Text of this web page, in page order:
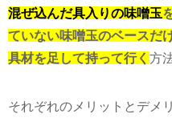
混ぜ込んだ具入りの味噌玉
ていない味噌玉のベースだ
具材を足して持って行く 方
それぞれのメリットとデメ